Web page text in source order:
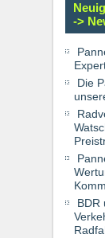
->
Die
BDR